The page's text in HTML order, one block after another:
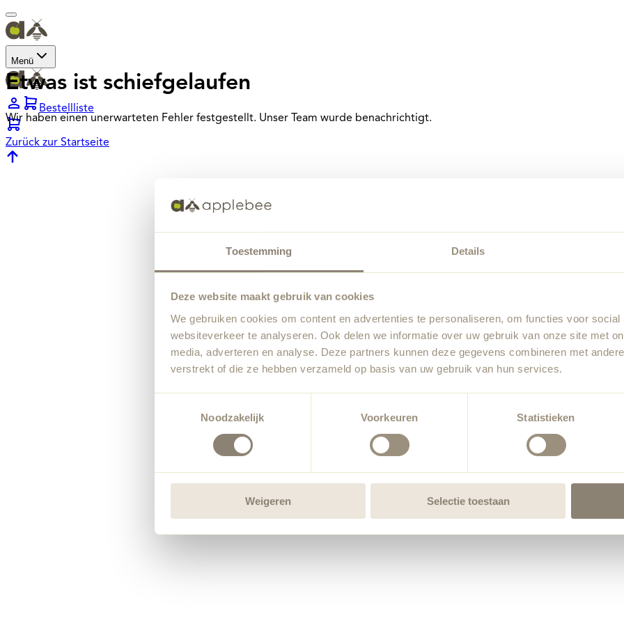
Toestemming Details
Deze website maakt gebruik van cookies
We gebruiken cookies om content en advertenties te personaliseren, om functies voor
websiteverkeer te analyseren. Ook delen we informatie over uw gebruik van onze site met
media, adverteren en analyse. Deze partners kunnen deze gegevens combineren met
verstrekt of die ze hebben verzameld op basis van uw gebruik van hun services.
Noodzakelijk
Voorkeuren Statistieken
Weigeren Selectie toestaan
Menü
Bestellliste
Etwas ist schiefgelaufen
Wir haben einen unerwarteten Fehler festgestellt. Unser Team wurde benachrichtigt.
Zurück zur Startseite